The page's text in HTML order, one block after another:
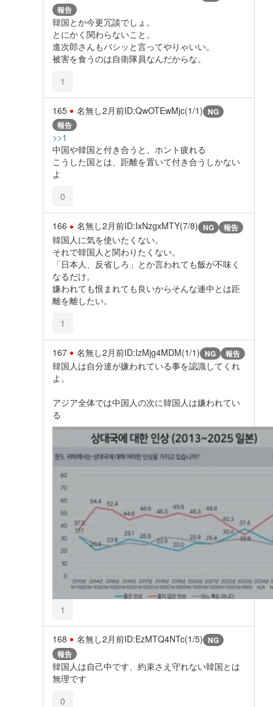
報告
韓国とか今更冗談でしょ。
とにかく関わらないこと。
進次郎さんもバシッと言ってやりゃいい。
被害を食うのは自衛隊員なんだからな。
1
165 名無し2月前ID:QwOTEwMjc(1/1) NG
報告
>>1
中国や韓国と付き合うと、ホント疲れる
こうした国とは、距離を置いて付き合うしかない
よ
0
166 名無し2月前ID:IxNzgxMTY(7/8) NG 報告
韓国人に気を使いたくない。
それで韓国人と関わりたくない。
「日本人、反省しろ」とか言われても飯が不味く
なるだけ。
嫌われても恨まれても良いからそんな連中とは距
離を離したい。
1
167 名無し2月前ID:IzMjg4MDM(1/1) NG 報告
韓国人は自分達が嫌われている事を認識してくれ
よ。
アジア全体では中国人の次に韓国人は嫌われてい
る
1
168 名無し2月前ID:EzMTQ4NTc(1/5) NG
報告
韓国人は自己中です、約束さえ守れない韓国とは
無理です
0